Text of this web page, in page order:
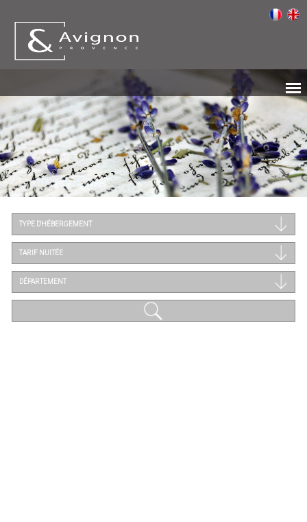
TYPE D'HÉBERGEMENT
TARIF NUITÉE
DÉPARTEMENT